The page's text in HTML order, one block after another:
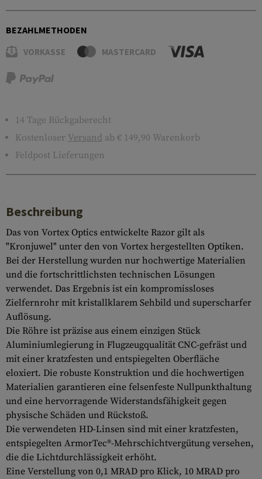
BEZAHLMETHODEN
VORKASSE MASTERCARD
14 Tage Rückgaberecht
Kostenloser Versand ab € 149,90 Warenkorb
Feldpost Lieferungen
Beschreibung
Das von Vortex Optics entwickelte Razor gilt als
"Kronjuwel" unter den von Vortex hergestellten Optiken.
Bei der Herstellung wurden nur hochwertige Materialien
und die fortschrittlichsten technischen Lösungen
verwendet. Das Ergebnis ist ein kompromissloses
Zielfernrohr mit kristallklarem Sehbild und superscharfer
Auflösung.
Die Röhre ist präzise aus einem einzigen Stück
Aluminiumlegierung in Flugzeugqualität CNC-gefräst und
mit einer kratzfesten und entspiegelten Oberfläche
eloxiert. Die robuste Konstruktion und die hochwertigen
Materialien garantieren eine felsenfeste Nullpunkthaltung
und eine hervorragende Widerstandsfähigkeit gegen
physische Schäden und Rückstoß.
Die verwendeten HD-Linsen sind mit einer kratzfesten,
entspiegelten ArmorTec®-Mehrschichtvergütung versehen,
die die Lichtdurchlässigkeit erhöht.
Eine Verstellung von 0,1 MRAD pro Klick, 10 MRAD pro